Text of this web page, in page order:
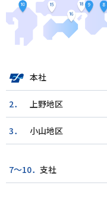
本社
2． 上野地区
3． 小山地区
7～10． 支社